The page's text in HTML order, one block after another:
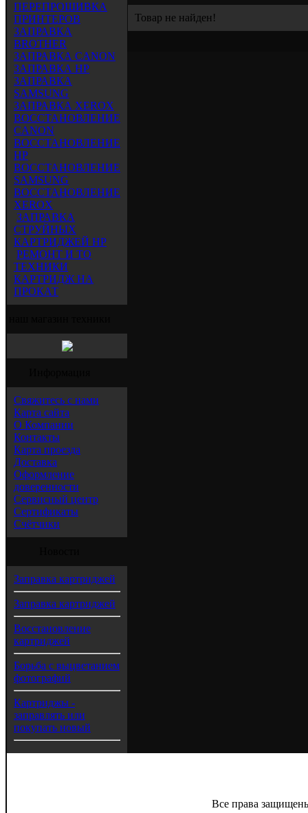
ПЕРЕПРОШИВКА
ПРИНТЕРОВ
ЗАПРАВКА
BROTHER
ЗАПРАВКА CANON
ЗАПРАВКА HP
ЗАПРАВКА
SAMSUNG
ЗАПРАВКА XEROX
ВОССТАНОВЛЕНИЕ
CANON
ВОССТАНОВЛЕНИЕ
HP
ВОССТАНОВЛЕНИЕ
SAMSUNG
ВОССТАНОВЛЕНИЕ
XEROX
ЗАПРАВКА
СТРУЙНЫХ
КАРТРИДЖЕЙ HP
РЕМОНТ И ТО
ТЕХНИКИ
КАРТРИДЖ НА
ПРОКАТ
Свяжитесь с нами
Карта сайта
О Компании
Контакты
Карта проезда
Доставка
Оформление
доверенности
Сервисный центр
Сертификаты
Счётчики
Заправка картриджей
Заправка картриджей
Восстановление
картриджей
Борьба с выцветанием
фотографий
Картриджы -
заправлять или
покупать новый
Товар не найден!
Все права